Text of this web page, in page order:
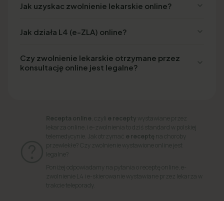
Jak uzyskac zwolnienie lekarskie online?
Jak działa L4 (e-ZLA) online?
Czy zwolnienie lekarskie otrzymane przez
konsultację online jest legalne?
Recepta online , czyli e recepty wystawiane przez
lekarza online, i e-zwolnienia to dziś standard w polskiej
telemedycynie. Jak otrzymać e receptę na choroby
przewlekłe? Czy zwolnienie wystawione online jest
legalne?
Poniżej odpowiadamy na pytania o receptę online, e-
zwolnienie L4 i e-skierowanie wystawiane przez lekarza w
trakcie teleporady.